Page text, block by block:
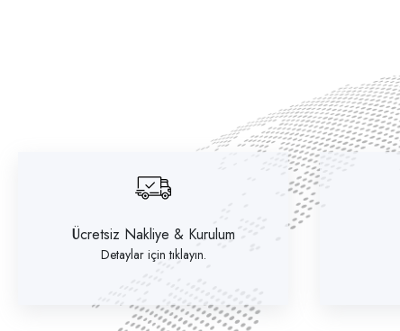
Ücretsiz Nakliye & Kurulum
Detaylar için tıklayın.